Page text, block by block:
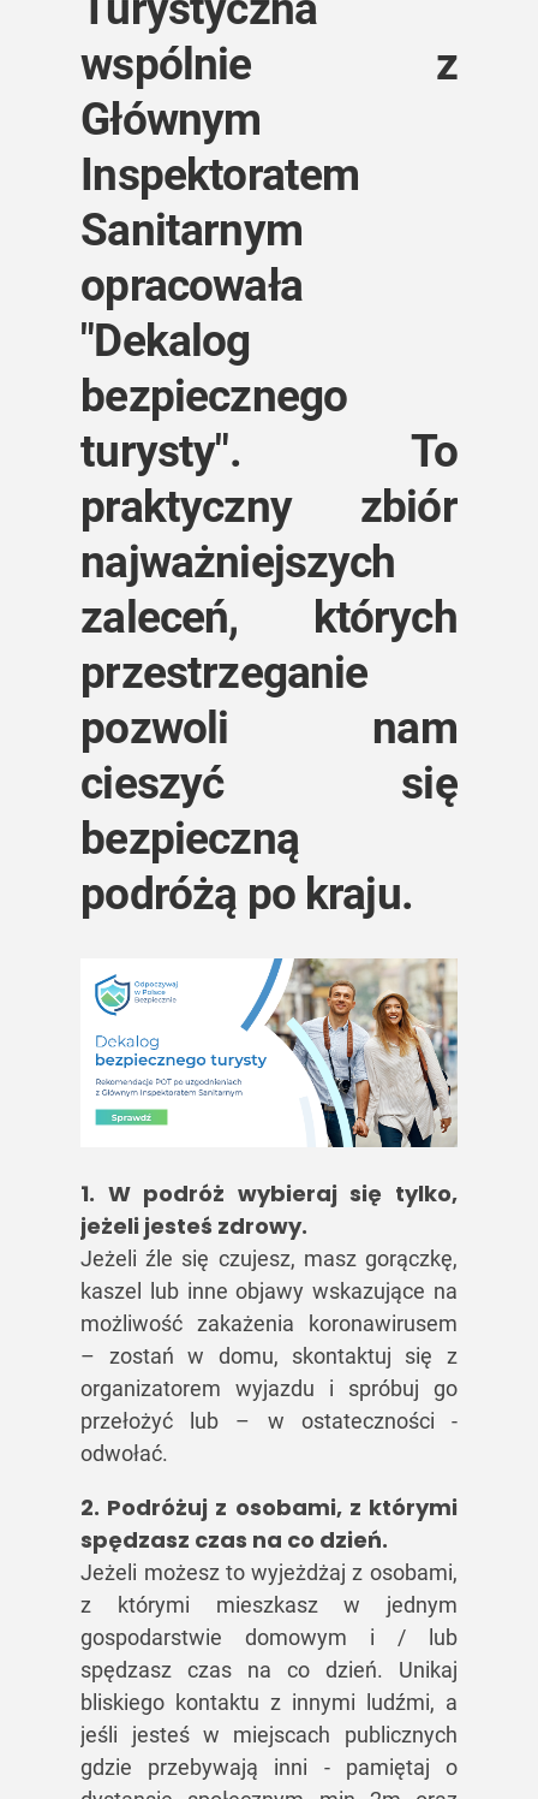
wspólnie z
Głównym
Inspektoratem
Sanitarnym
opracowała
"Dekalog
bezpiecznego
turysty". To
praktyczny zbiór
najważniejszych
zaleceń, których
przestrzeganie
pozwoli nam
cieszyć się
bezpieczną
podróżą po kraju.
1. W podróż wybieraj się tylko,
jeżeli jesteś zdrowy.
Jeżeli źle się czujesz, masz gorączkę,
kaszel lub inne objawy wskazujące na
możliwość zakażenia koronawirusem
– zostań w domu, skontaktuj się z
organizatorem wyjazdu i spróbuj go
przełożyć lub – w ostateczności -
odwołać.
2. Podróżuj z osobami, z którymi
spędzasz czas na co dzień.
Jeżeli możesz to wyjeżdżaj z osobami,
z którymi mieszkasz w jednym
gospodarstwie domowym i / lub
spędzasz czas na co dzień. Unikaj
bliskiego kontaktu z innymi ludźmi, a
jeśli jesteś w miejscach publicznych
gdzie przebywają inni - pamiętaj o